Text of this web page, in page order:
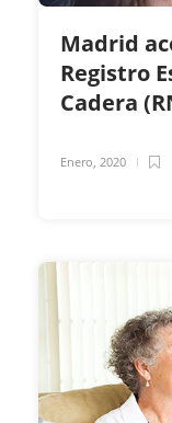
Madrid
Registro
Cadera
Enero, 2020